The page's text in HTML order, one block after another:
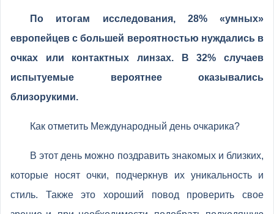
По итогам исследования, 28% «умных»
европейцев с большей вероятностью нуждались в
очках или контактных линзах. В 32% случаев
испытуемые вероятнее оказывались
близорукими.
Как отметить Международный день очкарика?
В этот день можно поздравить знакомых и близких,
которые носят очки, подчеркнув их уникальность и
стиль. Также это хороший повод проверить свое